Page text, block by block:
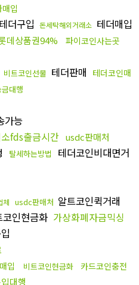
입
더구입 돈세탁해외거래소 테더매입
데상품권94% 파이코인사는곳
비트코인선물 테더판매 테더코인매
대행
가능
fds출금시간 usdc판매처
탈세하는방법
테더코인비대면거
체 usdc판매처 알트코인퀵거래
코인현금화 가상화폐자금믹싱
입 비트코인현금화
카드코인충전
대행